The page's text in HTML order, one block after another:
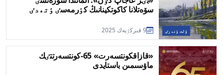
ۇلت ٶنەرٸ
سۆەتلانا كاكوتكينانىڭ كٶرمەسٸ ٶتەدٸ
9 قىركٷيەك 2025
«قازاقكونتسەرت» 65-كونتسەرتتٸك
ماۋسىمىن باستايدى